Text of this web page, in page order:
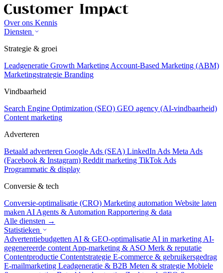
Over ons Kennis
Diensten
Strategie & groei
Leadgeneratie Growth Marketing Account-Based Marketing (ABM)
Marketingstrategie Branding
Vindbaarheid
Search Engine Optimization (SEO) GEO agency (AI-vindbaarheid)
Content marketing
Adverteren
Betaald adverteren Google Ads (SEA) LinkedIn Ads Meta Ads
(Facebook & Instagram) Reddit marketing TikTok Ads
Programmatic & display
Conversie & tech
Conversie-optimalisatie (CRO) Marketing automation Website laten
maken AI Agents & Automation Rapportering & data
Alle diensten →
Statistieken
Advertentiebudgetten AI & GEO-optimalisatie AI in marketing AI-
gegenereerde content App-marketing & ASO Merk & reputatie
Contentproductie Contentstrategie E-commerce & gebruikersgedrag
E-mailmarketing Leadgeneratie & B2B Meten & strategie Mobiele